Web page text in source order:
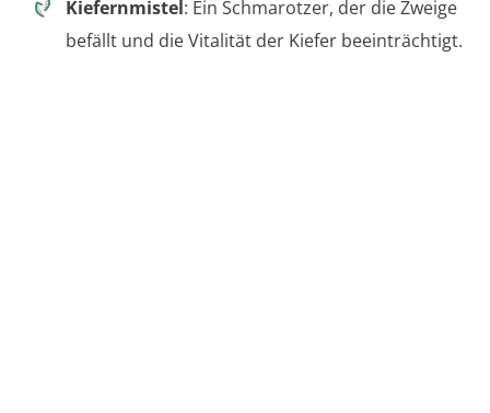
Kiefernmistel: Ein Schmarotzer, der die Zweige
befällt und die Vitalität der Kiefer beeinträchtigt.